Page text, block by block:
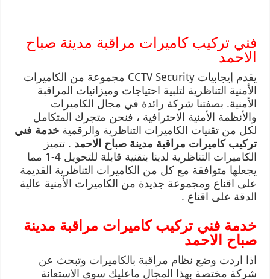
فني تركيب كاميرات مراقبة مدينة صباح
الاحمد
يقدم إيجابيات CCTV Security مجموعة من الكاميرات
الأمنية التناظرية لتلبية احتياجات وميزانيات المراقبة
الأمنية. بصفتنا شركة رائدة في مجال الكاميرات
والأنظمة الأمنية الاحترافية ، فنحن متجرك المتكامل
لكل من تقنيات الكاميرات التناظرية والرقميةخدمة فني
تركيب كاميرات مراقبة مدينة صباح الاحمد . تتميز
الكاميرات التناظرية لدينا بتقنية قابلة للتحويل 4-1 مما
يجعلها متوافقة مع كل من الكاميرات التناظرية القديمة
على اقناع ومجموعة جديدة من الكاميرات الأمنية عالية
الدقة على اقناع .
خدمة فني تركيب كاميرات مراقبة مدينة
صباح الاحمد
اذا اردت وضع نظام مراقبة بالكاميرات وتبحث عن
شركة مختصة بهذا المجال ماعليك سوى الاستعانة